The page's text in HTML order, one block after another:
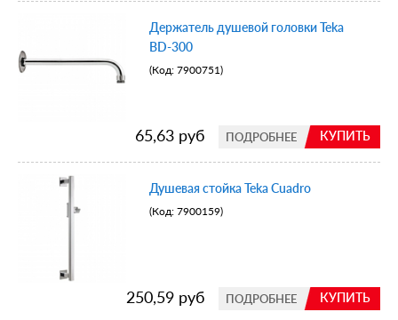
Держатель душевой головки Teka
BD-300
(Код: 7900751)
КУПИТЬ
ПОДРОБНЕЕ
65,63 руб
Душевая стойка Teka Cuadro
(Код: 7900159)
КУПИТЬ
ПОДРОБНЕЕ
250,59 руб